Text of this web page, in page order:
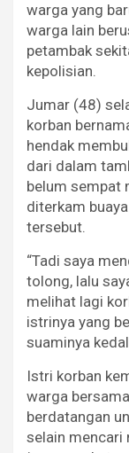
warga yang
warga lain
petambak
kepolisian.
Jumar (48)
korban
hendak
dari dalam
belum sempat
diterkam
tersebut.
“Tadi saya
tolong, lalu
melihat lagi
istrinya yang
suaminya
Istri korban
warga
berdatangan
selain mencari